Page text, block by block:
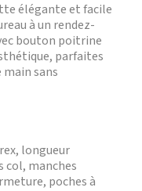
élégante et facile
à un rendez-
bouton poitrine
parfaites
sans
longueur
col, manches
poches à